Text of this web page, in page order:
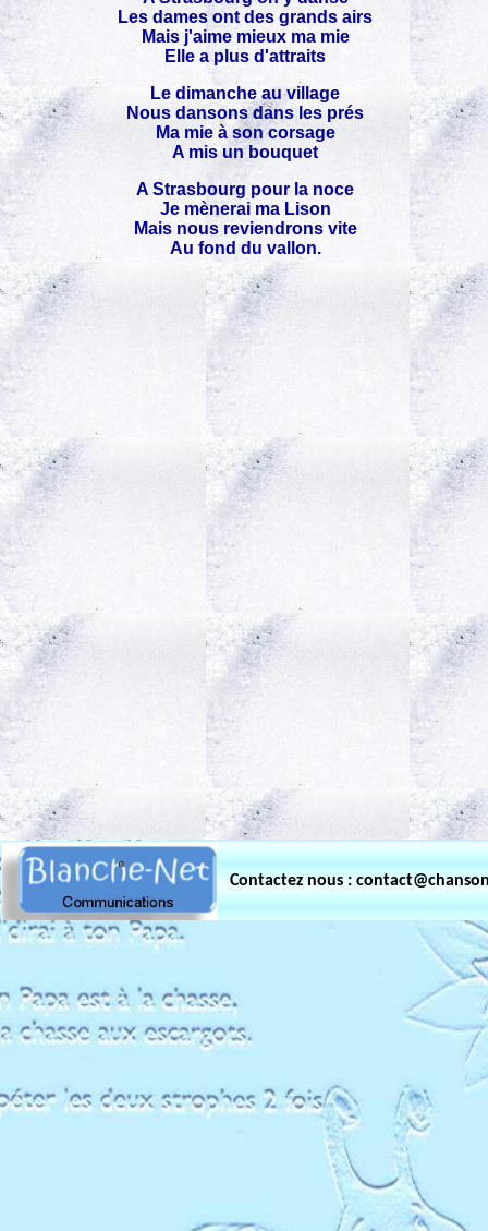
Les dames ont des grands airs
Mais j'aime mieux ma mie
Elle a plus d'attraits
Le dimanche au village
Nous dansons dans les prés
Ma mie à son corsage
A mis un bouquet
A Strasbourg pour la noce
Je mènerai ma Lison
Mais nous reviendrons vite
Au fond du vallon.
.
Contactez nous :